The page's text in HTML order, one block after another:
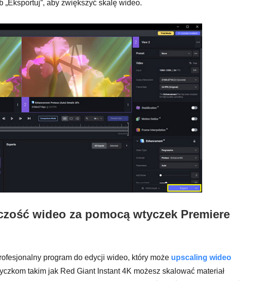
„Eksportuj”, aby zwiększyć skalę wideo.
wideo za pomocą wtyczek Premiere
program do edycji wideo, który może upscaling wideo
takim jak Red Giant Instant 4K możesz skalować materiał